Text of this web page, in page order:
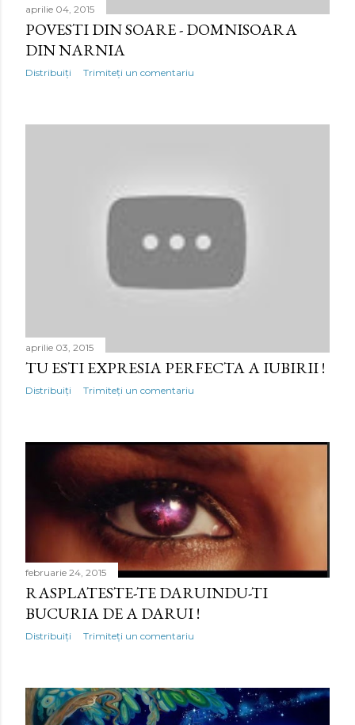
aprilie 04, 2015
POVESTI DIN SOARE - DOMNISOARA
DIN NARNIA
Distribuiți Trimiteți un comentariu
aprilie 03, 2015
TU ESTI EXPRESIA PERFECTA A IUBIRII !
Distribuiți Trimiteți un comentariu
februarie 24, 2015
RASPLATESTE-TE DARUINDU-TI
BUCURIA DE A DARUI !
Distribuiți Trimiteți un comentariu